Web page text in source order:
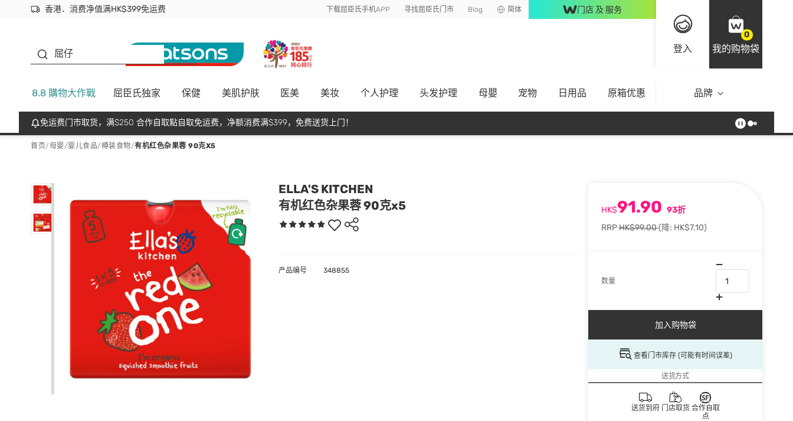
香港．消费净值满HK$399免运费
立即成为易赏钱会员尽享独家优惠
首次APP下单买满$450 输入 NEWAPP 即减$50 下载屈臣氏手机APP 寻找屈臣氏门市 Blog 简体 门店 及 服务
登入
0
我的购物袋
屈仔
8.8 購物大作戰 屈臣氏独家 保健 美肌护肤 医美 美妆 个人护理 头发护理 母嬰 宠物 日用品 原箱优惠 品牌
免运费门市取货，满$250 合作自取點自取免运费，净额消费满$399，免费送货上门！
首页/母婴/婴儿食品/樽装食物/有机红色杂果蓉 90克X5
ELLA'S KITCHEN
有机红色杂果蓉 90克x5
HK$91.90 93折
RRPHK$99.00(降: HK$7.10)
数量
加入购物袋
查看门市库存 (可能有时间误差)
送货方式
送货到府 门店取货 合作自取
点
产品编号 348855